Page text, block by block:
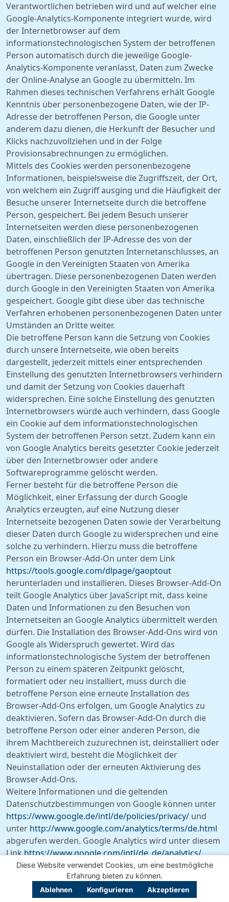
Verantwortlichen betrieben wird und auf welcher eine
Google-Analytics-Komponente integriert wurde, wird
der Internetbrowser auf dem
informationstechnologischen System der betroffenen
Person automatisch durch die jeweilige Google-
Analytics-Komponente veranlasst, Daten zum Zwecke
der Online-Analyse an Google zu übermitteln. Im
Rahmen dieses technischen Verfahrens erhält Google
Kenntnis über personenbezogene Daten, wie der IP-
Adresse der betroffenen Person, die Google unter
anderem dazu dienen, die Herkunft der Besucher und
Klicks nachzuvollziehen und in der Folge
Provisionsabrechnungen zu ermöglichen.
Mittels des Cookies werden personenbezogene
Informationen, beispielsweise die Zugriffszeit, der Ort,
von welchem ein Zugriff ausging und die Häufigkeit der
Besuche unserer Internetseite durch die betroffene
Person, gespeichert. Bei jedem Besuch unserer
Internetseiten werden diese personenbezogenen
Daten, einschließlich der IP-Adresse des von der
betroffenen Person genutzten Internetanschlusses, an
Google in den Vereinigten Staaten von Amerika
übertragen. Diese personenbezogenen Daten werden
durch Google in den Vereinigten Staaten von Amerika
gespeichert. Google gibt diese über das technische
Verfahren erhobenen personenbezogenen Daten unter
Umständen an Dritte weiter.
Die betroffene Person kann die Setzung von Cookies
durch unsere Internetseite, wie oben bereits
dargestellt, jederzeit mittels einer entsprechenden
Einstellung des genutzten Internetbrowsers verhindern
und damit der Setzung von Cookies dauerhaft
widersprechen. Eine solche Einstellung des genutzten
Internetbrowsers würde auch verhindern, dass Google
ein Cookie auf dem informationstechnologischen
System der betroffenen Person setzt. Zudem kann ein
von Google Analytics bereits gesetzter Cookie jederzeit
über den Internetbrowser oder andere
Softwareprogramme gelöscht werden.
Ferner besteht für die betroffene Person die
Möglichkeit, einer Erfassung der durch Google
Analytics erzeugten, auf eine Nutzung dieser
Internetseite bezogenen Daten sowie der Verarbeitung
dieser Daten durch Google zu widersprechen und eine
solche zu verhindern. Hierzu muss die betroffene
Person ein Browser-Add-On unter dem Link
https://tools.google.com/dlpage/gaoptout
herunterladen und installieren. Dieses Browser-Add-On
teilt Google Analytics über JavaScript mit, dass keine
Daten und Informationen zu den Besuchen von
Internetseiten an Google Analytics übermittelt werden
dürfen. Die Installation des Browser-Add-Ons wird von
Google als Widerspruch gewertet. Wird das
informationstechnologische System der betroffenen
Person zu einem späteren Zeitpunkt gelöscht,
formatiert oder neu installiert, muss durch die
betroffene Person eine erneute Installation des
Browser-Add-Ons erfolgen, um Google Analytics zu
deaktivieren. Sofern das Browser-Add-On durch die
betroffene Person oder einer anderen Person, die
ihrem Machtbereich zuzurechnen ist, deinstalliert oder
deaktiviert wird, besteht die Möglichkeit der
Neuinstallation oder der erneuten Aktivierung des
Browser-Add-Ons.
Weitere Informationen und die geltenden
Datenschutzbestimmungen von Google können unter
https://www.google.de/intl/de/policies/privacy/ und
unter http://www.google.com/analytics/terms/de.html
abgerufen werden. Google Analytics wird unter diesem
Linkhttps://www.google.com/intl/de_de/analytics/
genauer erläutert.
Verwendung von Google+
Diese Website verwendet Cookies, um eine bestmögliche
Erfahrung bieten zu können.
Ablehnen Konfigurieren Akzeptieren